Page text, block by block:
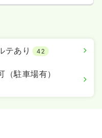
テあり 42
（駐車場有）